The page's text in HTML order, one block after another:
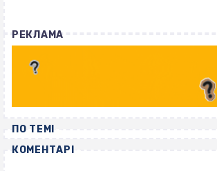
РЕКЛАМА
ПО ТЕМІ
КОМЕНТАРІ